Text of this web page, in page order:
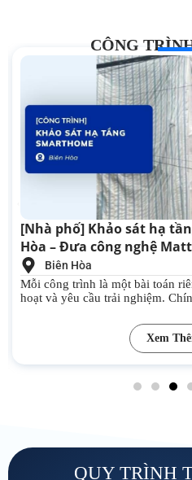
CÔNG
[Nhà phố] Khảo sát hạ
Hòa – Đưa công nghệ
hiện đại
Biên Hòa
Mỗi công trình là một bài toán
hoạt và yêu cầu trải nghiệm.
Xem
QUY TRÌNH